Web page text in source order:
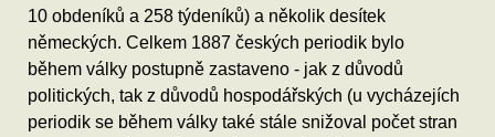
10 obdeníků a 258 týdeníků) a několik desítek
německých. Celkem 1887 českých periodik bylo
během války postupně zastaveno - jak z důvodů
politických, tak z důvodů hospodářských (u vycházejích
periodik se během války také stále snižoval počet stran